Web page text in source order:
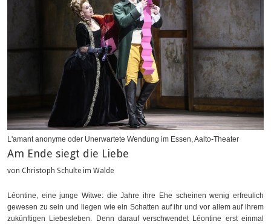
L'amant anonyme oder Unerwartete Wendung im Essen, Aalto-Theater
Am Ende siegt die Liebe
von Christoph Schulte im Walde
Léontine, eine junge Witwe: die Jahre ihre Ehe scheinen wenig erfreulich
gewesen zu sein und liegen wie ein Schatten auf ihr und vor allem auf ihrem
zukünftigen Liebesleben. Denn darauf verschwendet Léontine erst einmal